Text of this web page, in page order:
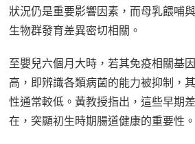
狀況仍是重要影響因素，而母乳餵哺
生物群發育差異密切相關。
至嬰兒六個月大時，若其免疫相關基
高，即辨識各類病菌的能力被抑制，
性通常較低。黃教授指出，這些早期
在，突顯初生時期腸道健康的重要性。